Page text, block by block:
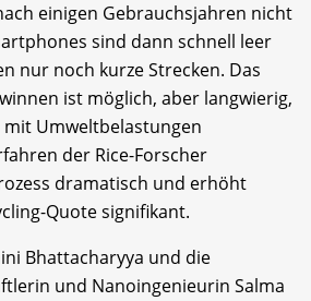
einigen Gebrauchsjahren nicht
sind dann schnell leer
nur noch kurze Strecken. Das
ist möglich, aber langwierig,
Umweltbelastungen
der Rice-Forscher
dramatisch und erhöht
Quote signifikant.
Bhattacharyya und die
und Nanoingenieurin Salma